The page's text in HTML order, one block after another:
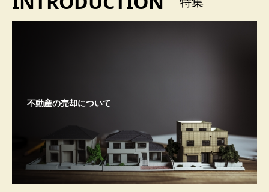
不動産の売却について